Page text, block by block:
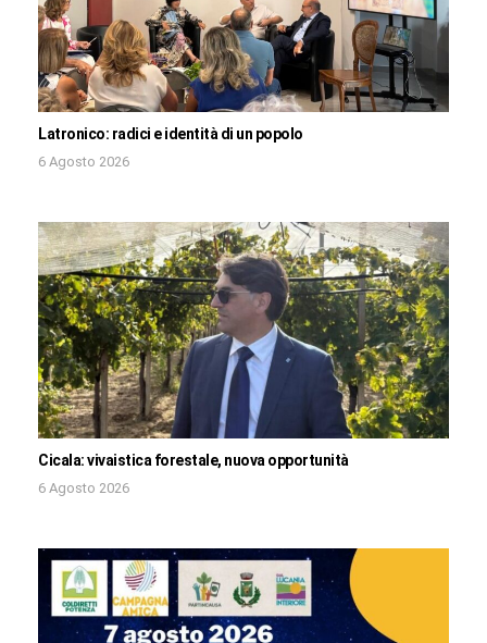
Latronico: radici e identità di un popolo
6 Agosto 2026
Cicala: vivaistica forestale, nuova opportunità
6 Agosto 2026